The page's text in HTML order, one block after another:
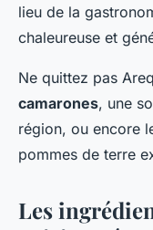
lieu de la
chaleureuse et
Ne quittez pas
camarones, une
région, ou encore
pommes de terre
Les